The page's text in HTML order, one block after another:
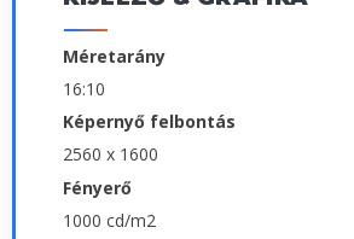
Méretarány
16:10
Képernyő felbontás
2560 x 1600
Fényerő
1000 cd/m2